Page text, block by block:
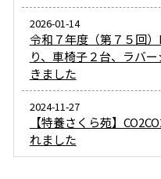
2026-01-14
令和７年度（第７５回
り、車椅子２台、ラバ
きました
2024-11-27
【特養さくら苑】
れました